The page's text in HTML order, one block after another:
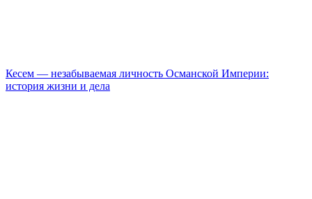
Кесем — незабываемая личность Османской Империи:
история жизни и дела